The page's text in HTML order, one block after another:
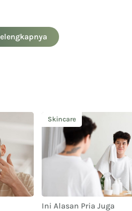
Skincare
Ini Alasan Pria Juga